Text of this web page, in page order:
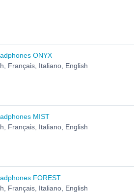
ONYX
Français, Italiano, English
MIST
Français, Italiano, English
FOREST
Français, Italiano, English